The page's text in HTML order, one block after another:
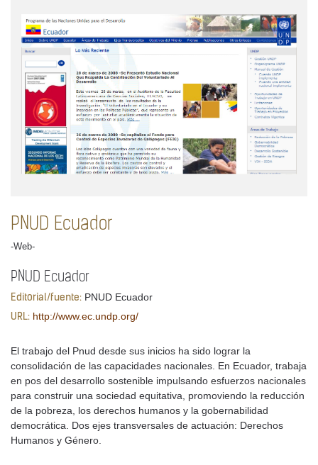
PNUD Ecuador
-Web-
PNUD Ecuador
Editorial/fuente: PNUD Ecuador
URL: http://www.ec.undp.org/
El trabajo del Pnud desde sus inicios ha sido lograr la
consolidación de las capacidades nacionales. En Ecuador, trabaja
en pos del desarrollo sostenible impulsando esfuerzos nacionales
para construir una sociedad equitativa, promoviendo la reducción
de la pobreza, los derechos humanos y la gobernabilidad
democrática. Dos ejes transversales de actuación: Derechos
Humanos y Género.